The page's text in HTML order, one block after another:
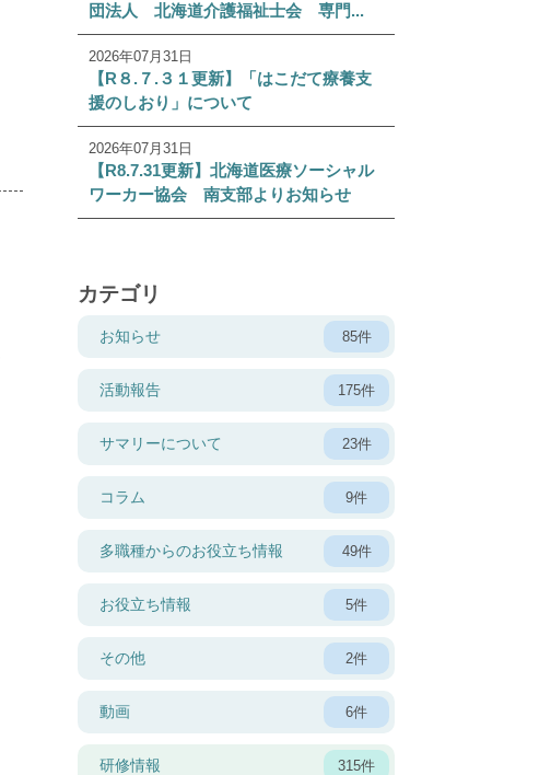
団法人 北海道介護福祉士会 専門...
2026年07月31日
【R８.７.３１更新】「はこだて療養支
援のしおり」について
2026年07月31日
【R8.7.31更新】北海道医療ソーシャル
ワーカー協会 南支部よりお知らせ
カテゴリ
お知らせ 85件
活動報告 175件
サマリーについて 23件
コラム 9件
多職種からのお役立ち情報 49件
お役立ち情報 5件
その他 2件
動画 6件
研修情報 315件